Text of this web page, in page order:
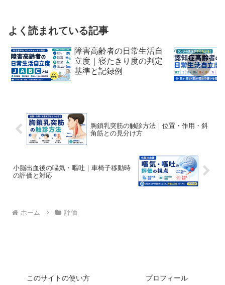
よく読まれている記事
障害高齢者の日常生活自
立度｜寝たきり度の判定
基準と記録例
胸鎖乳突筋の触診方法｜位置・作用・斜
角筋との見分け方
小脳出血後の嘔気・嘔吐｜車椅子移動時
の評価と対応
ホーム 評価
このサイトの使い方 プロフィール